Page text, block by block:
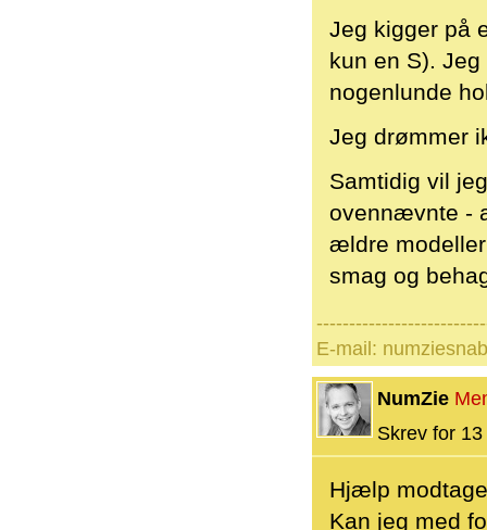
Jeg kigger på
kun en S).
nogenlunde
Jeg drømmer
Samtidig vil
ovennævnte -
ældre
smag og
E-mail:
NumZie
Skrev for
Hjælp
Kan jeg med